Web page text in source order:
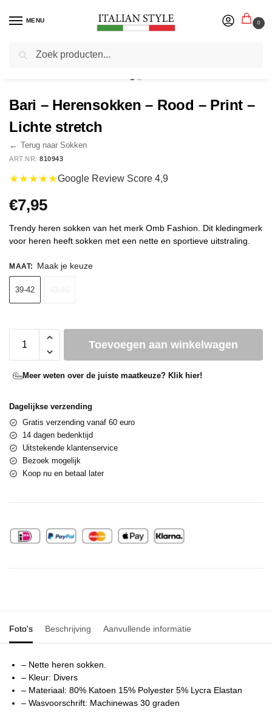
MENU 0
Home Herenmode / Sokken
Bari – Herensokken – Rood – Print –
Lichte stretch
← Terug naar Sokken
ART.NR: 810943
★★★★★Google Review Score 4,9
€7,95
Trendy heren sokken van het merk Omb Fashion. Dit kledingmerk
voor heren heeft sokken met een nette en sportieve uitstraling.
MAAT: Maak je keuze
39-42
Toevoegen aan winkelwagen
Meer weten over de juiste maatkeuze? Klik hier!
Dagelijkse verzending
Gratis verzending vanaf 60 euro
14 dagen bedenktijd
Uitstekende klantenservice
Bezoek mogelijk
Koop nu en betaal later
Foto's Beschrijving Aanvullende informatie
– Nette heren sokken.
– Kleur: Divers
– Materiaal: 80% Katoen 15% Polyester 5% Lycra Elastan
– Wasvoorschrift: Machinewas 30 graden